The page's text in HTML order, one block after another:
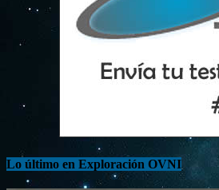
Lo último en Exploración OVNI